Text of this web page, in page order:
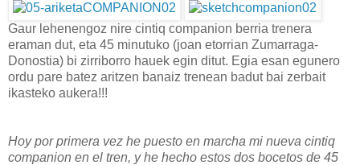
Gaur lehenengoz nire cintiq companion berria trenera
eraman dut, eta 45 minutuko (joan etorrian Zumarraga-
Donostia) bi zirriborro hauek egin ditut. Egia esan egunero
ordu pare batez aritzen banaiz trenean badut bai zerbait
ikasteko aukera!!!
Hoy por primera vez he puesto en marcha mi nueva cintiq
companion en el tren, y he hecho estos dos bocetos de 45